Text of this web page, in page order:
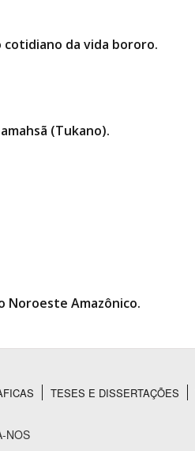
cotidiano da vida bororo.
(Tukano).
Noroeste Amazônico.
TESES E DISSERTAÇÕES
NOS